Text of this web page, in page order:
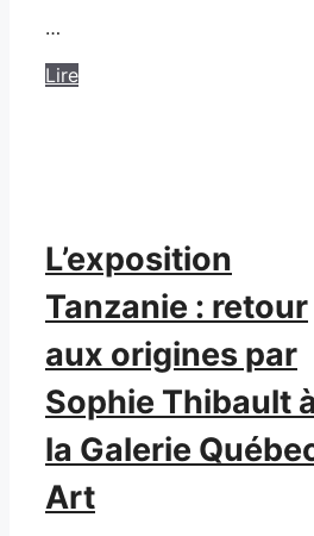
…
Lire
L’exposition
Tanzanie : retour
aux origines par
Sophie Thibault
la Galerie
Art